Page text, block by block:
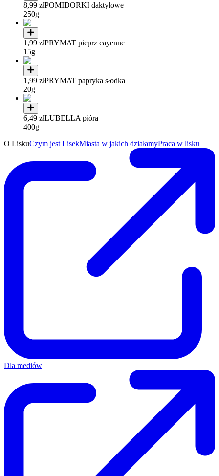
8,99 złPOMIDORKI daktylowe
250g
1,99 złPRYMAT pieprz cayenne
15g
1,99 złPRYMAT papryka słodka
20g
6,49 złLUBELLA pióra
400g
O LiskuCzym jest LisekMiasta w jakich działamyPraca w lisku
Dla mediów